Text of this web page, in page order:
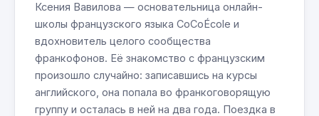
Ксения Вавилова — основательница онлайн-
школы французского языка CoCoÉcole и
вдохновитель целого сообщества
франкофонов. Её знакомство с французским
произошло случайно: записавшись на курсы
английского, она попала во франкоговорящую
группу и осталась в ней на два года. Поездка в